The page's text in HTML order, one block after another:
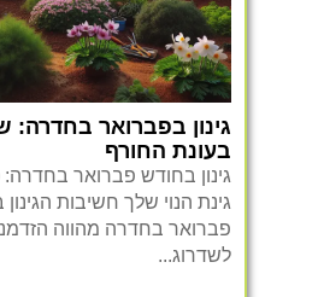
גינון בפברואר בחדרה:
בעונת החורף
גינון בחודש פברואר
גינת הנוי שלך חשיבות
פברואר בחדרה מהווה
לשדרוג...